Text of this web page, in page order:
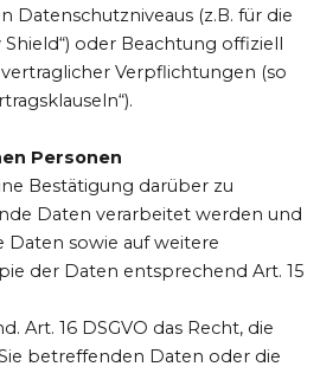
Datenschutzniveaus (z.B. für die
Shield“) oder Beachtung offiziell
Verpflichtungen (so
Personen
Bestätigung darüber zu
Daten verarbeitet werden und
Daten sowie auf weitere
der Daten entsprechend Art. 15
Art. 16 DSGVO das Recht, die
betreffenden Daten oder die